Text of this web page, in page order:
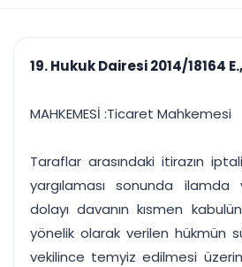
Duruşma ve görev
takvimi
Bildirim
Tek panelde uçtan uca yönetim
UYAP & UETS entegrasyonundan
Tüm özellikleri inceleyin
19. Hukuk Dairesi 2014/18164
MAHKEMESİ :Ticaret Mahkemesi
Taraflar arasındaki itirazın
yargılaması sonunda ilamda
dolayı davanın kısmen
yönelik olarak verilen hükmün
vekilince temyiz edilmesi